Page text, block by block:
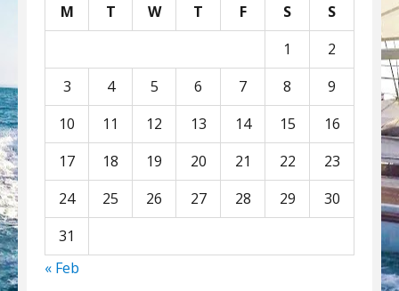
M T W T F S
S
1
2
3
4 5 6 7 8
9
10
11 12 13 14 15
16
17
18 19 20 21 22
23
24
25 26 27 28 29
30
31
« Feb